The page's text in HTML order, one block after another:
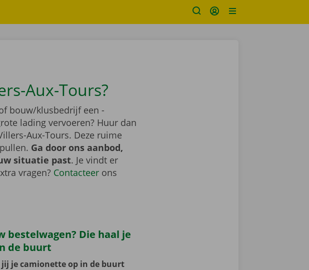
Aux-Tours?
bouw/klusbedrijf een -
lading vervoeren? Huur dan
Aux-Tours. Deze ruime
Ga door ons aanbod,
situatie past. Je vindt er
vragen? Contacteerons
bestelwagen? Die haal je
de buurt
jij je camionette op in de buurt